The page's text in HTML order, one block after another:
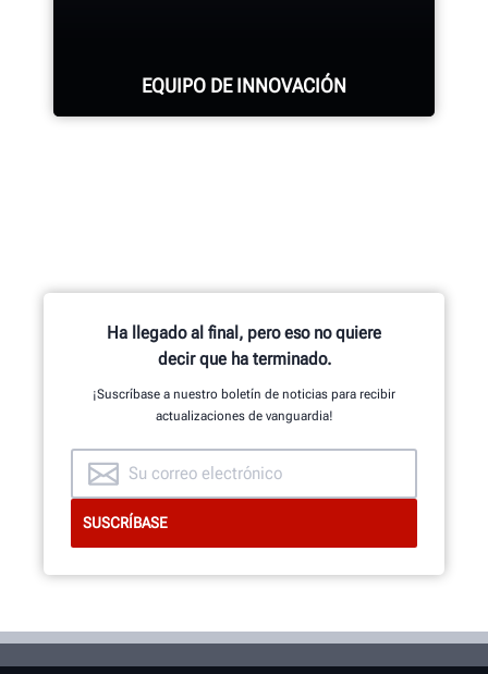
EQUIPO DE INNOVACIÓN
investigación y desarrollo de
ingenieros mecánicos, eléctricos y
de software.
ECHE UN VISTAZO AL INTERIOR
Ha llegado al final, pero eso no quiere
decir que ha terminado.
¡Suscríbase a nuestro boletín de noticias para recibir
actualizaciones de vanguardia!